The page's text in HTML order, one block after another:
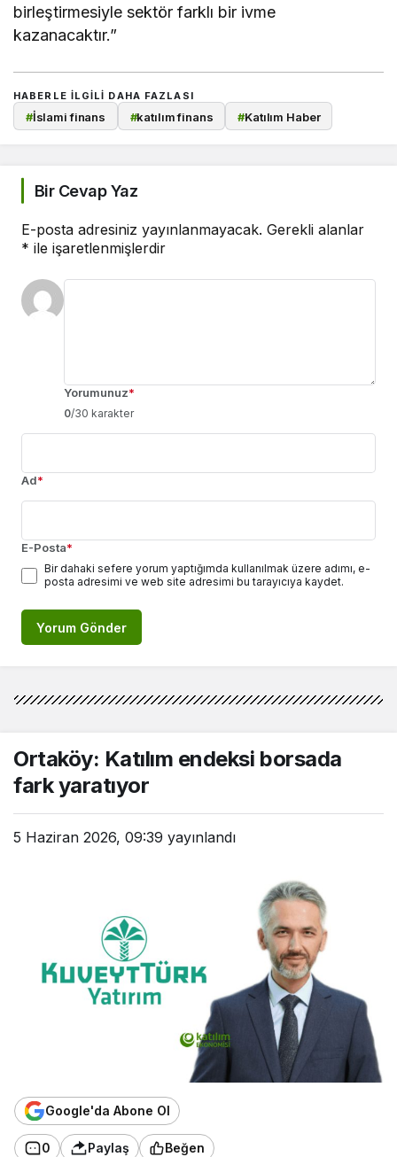
birleştirmesiyle sektör farklı bir ivme
kazanacaktır.”
HABERLE ILGILI DAHA FAZLASI
#İslami finans #katılım finans #Katılım Haber
Bir Cevap Yaz
E-posta adresiniz yayınlanmayacak. Gerekli alanlar
* ile işaretlenmişlerdir
Yorumunuz*
0/30 karakter
Ad*
E-Posta*
Bir dahaki sefere yorum yaptığımda kullanılmak üzere adımı, e-
posta adresimi ve web site adresimi bu tarayıcıya kaydet.
Yorum Gönder
Ortaköy: Katılım endeksi borsada
fark yaratıyor
5 Haziran 2026, 09:39 yayınlandı
Google'da Abone Ol
0 Paylaş Beğen